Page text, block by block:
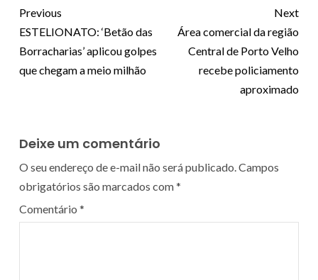
Previous
ESTELIONATO: ‘Betão das
Borracharias’ aplicou golpes
que chegam a meio milhão
Next
Área comercial da região
Central de Porto Velho
recebe policiamento
aproximado
Deixe um comentário
O seu endereço de e-mail não será publicado.Campos
obrigatórios são marcados com*
Comentário *